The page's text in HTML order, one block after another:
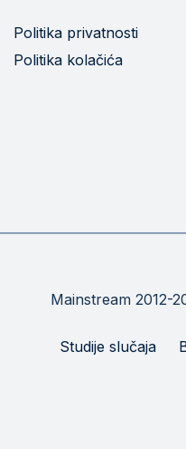
Politika privatnosti
Politika kolačića
Mainstream 2012-
Studije slučaja